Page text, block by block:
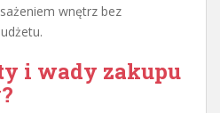
wnętrz bez
i wady zakupu